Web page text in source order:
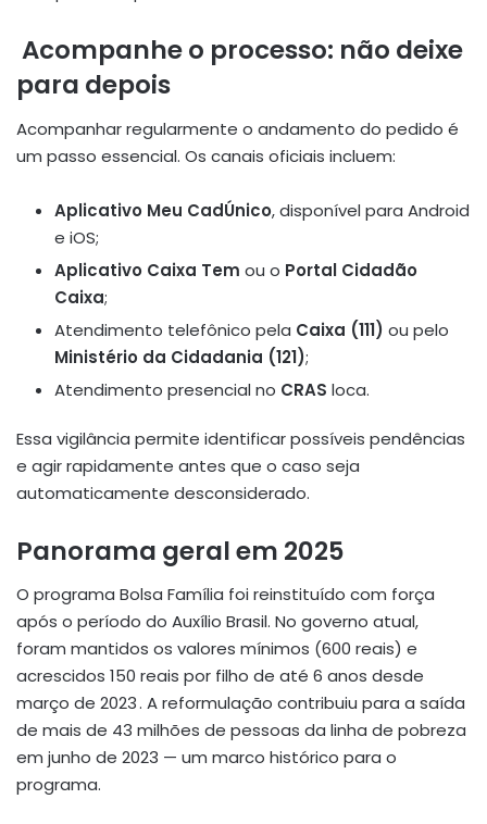
Acompanhe o processo: não deixe
para depois
Acompanhar regularmente o andamento do pedido é
um passo essencial. Os canais oficiais incluem:
Aplicativo Meu CadÚnico, disponível para Android
e iOS;
Aplicativo Caixa Tem ou o Portal Cidadão
Caixa;
Atendimento telefônico pela Caixa (111) ou pelo
Ministério da Cidadania (121);
Atendimento presencial no CRAS loca.
Essa vigilância permite identificar possíveis pendências
e agir rapidamente antes que o caso seja
automaticamente desconsiderado.
Panorama geral em 2025
O programa Bolsa Família foi reinstituído com força
após o período do Auxílio Brasil. No governo atual,
foram mantidos os valores mínimos (600 reais) e
acrescidos 150 reais por filho de até 6 anos desde
março de 2023 . A reformulação contribuiu para a saída
de mais de 43 milhões de pessoas da linha de pobreza
em junho de 2023 — um marco histórico para o
programa.